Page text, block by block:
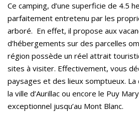
Ce camping, d’une superficie de 4.5
parfaitement entretenu par les
arboré. En effet, il propose aux
d’hébergements sur des parcelles
région possède un réel attrait
sites à visiter. Effectivement, vous
paysages et des lieux somptueux.
la ville d’Aurillac ou encore le Puy
exceptionnel jusqu’au Mont Blanc.